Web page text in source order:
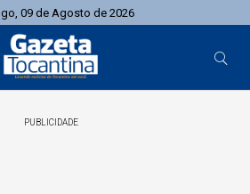
09 de Agosto de 2026
PUBLICIDADE